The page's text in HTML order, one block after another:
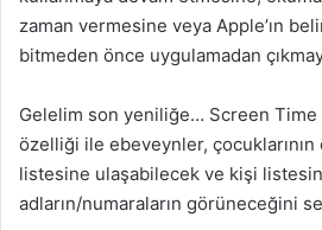
zaman vermesine veya Apple’ın
bitmeden önce uygulamadan
Gelelim son yeniliğe… Screen Time
özelliği ile ebeveynler, çocuklarının
listesine ulaşabilecek ve kişi
adların/numaraların görüneceğini